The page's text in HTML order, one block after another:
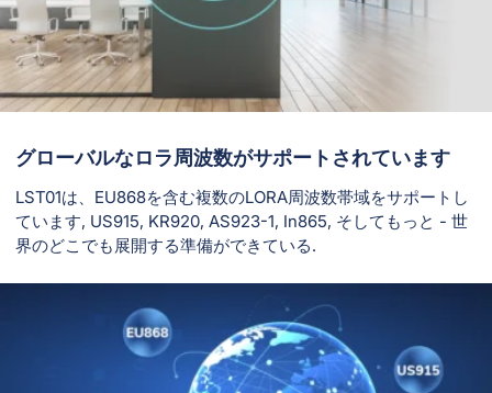
グローバルなロラ周波数がサポートされています
LST01は、EU868を含む複数のLORA周波数帯域をサポートし
ています, US915, KR920, AS923-1, In865, そしてもっと - 世
界のどこでも展開する準備ができている.